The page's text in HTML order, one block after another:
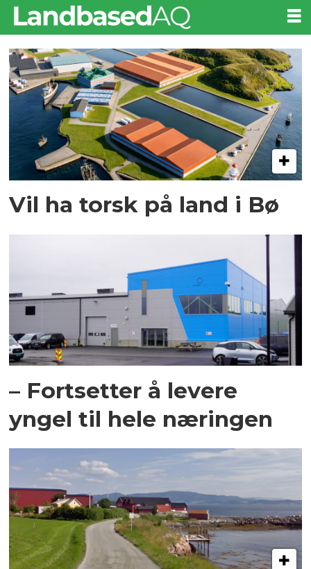
Tag:
torskeoppdrett
Vil ha torsk på land i Bø
– Fortsetter å levere
yngel til hele næringen